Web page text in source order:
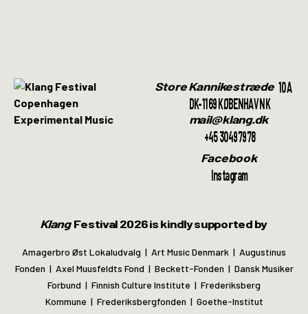
Store Kannikestræde 10A
DK-1169 KØBENHAVN K
mail@klang.dk
+45 30497978
Facebook
Instagram
KlangFestival 2026 is kindly supported by
Amagerbro Øst Lokaludvalg | Art Music Denmark | Augustinus
Fonden | Axel Muusfeldts Fond | Beckett-Fonden | Dansk Musiker
Forbund | Finnish Culture Institute | Frederiksberg
Kommune | Frederiksbergfonden | Goethe-Institut